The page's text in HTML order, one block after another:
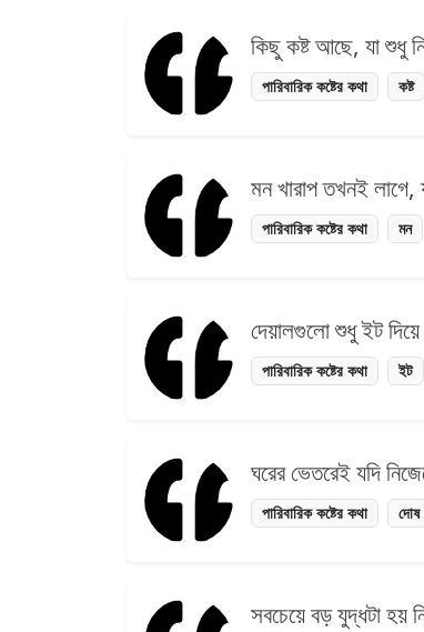
কিছু কষ্ট আছে, যা শুধু
পারিবারিক কষ্টের কথা কষ্ট
মন খারাপ তখনই
পারিবারিক কষ্টের কথা মন
দেয়ালগুলো শুধু ইট
পারিবারিক কষ্টের কথা ইট
ঘরের ভেতরেই যদি
পারিবারিক কষ্টের কথা দোষ
সবচেয়ে বড় যুদ্ধটা হয়